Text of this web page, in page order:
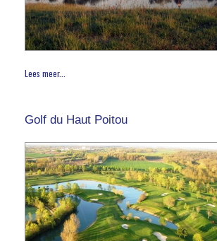
Lees meer...
Golf du Haut Poitou